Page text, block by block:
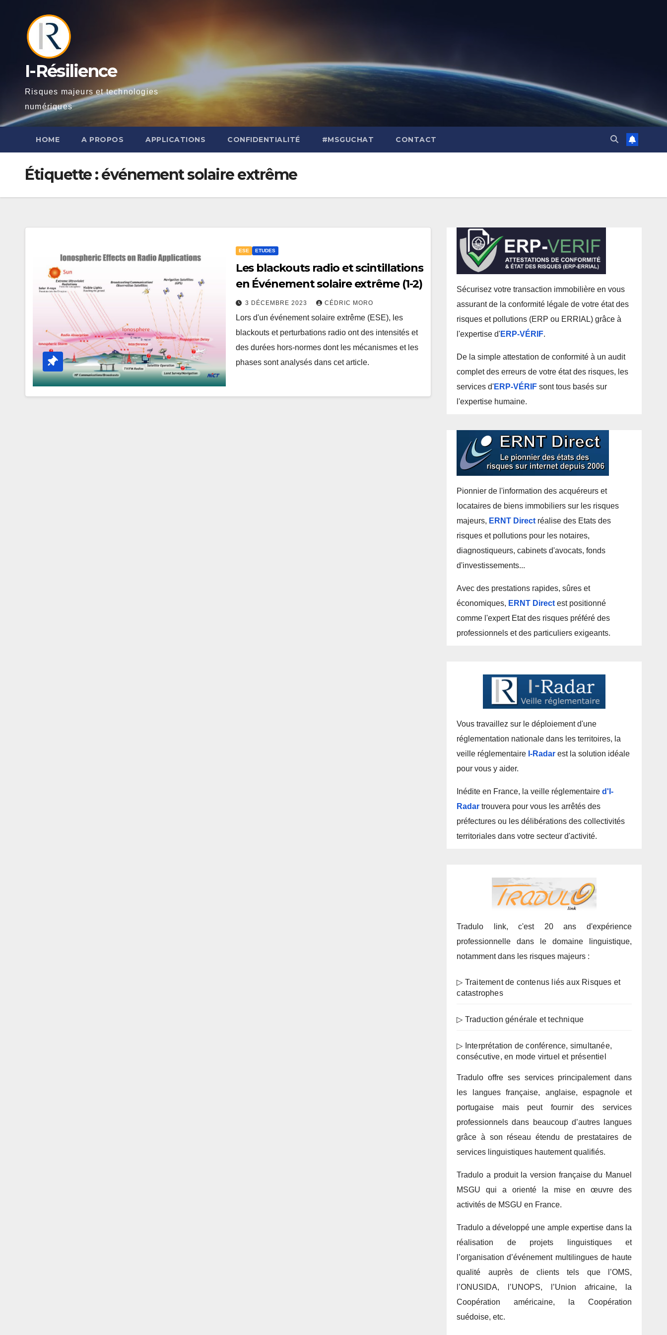
I-Résilience
Risques majeurs et technologies
numériques
HOME A PROPOS APPLICATIONS CONFIDENTIALITÉ #MSGUCHAT CONTACT
Étiquette :événement solaire extrême
ESE ETUDES
Les blackouts radio et scintillations
en Événement solaire extrême (1-2)
3 DÉCEMBRE 2023 CÉDRIC MORO
Lors d'un événement solaire extrême (ESE), les
blackouts et perturbations radio ont des intensités et
des durées hors-normes dont les mécanismes et les
phases sont analysés dans cet article.
Sécurisez votre transaction immobilière en vous
assurant de la conformité légale de votre état des
risques et pollutions (ERP ou ERRIAL) grâce à
l'expertise d'ERP-VÉRIF.
De la simple attestation de conformité à un audit
complet des erreurs de votre état des risques, les
services d'ERP-VÉRIF sont tous basés sur
l'expertise humaine.
Pionnier de l'information des acquéreurs et
locataires de biens immobiliers sur les risques
majeurs, ERNT Direct réalise des Etats des
risques et pollutions pour les notaires,
diagnostiqueurs, cabinets d'avocats, fonds
d'investissements...
Avec des prestations rapides, sûres et
économiques, ERNT Direct est positionné
comme l'expert Etat des risques préféré des
professionnels et des particuliers exigeants.
Vous travaillez sur le déploiement d'une
réglementation nationale dans les territoires, la
veille réglementaire I-Radar est la solution idéale
pour vous y aider.
Inédite en France, la veille réglementaired'I-
Radar trouvera pour vous les arrêtés des
préfectures ou les délibérations des collectivités
territoriales dans votre secteur d'activité.
Tradulo link, c'est 20 ans d'expérience
professionnelle dans le domaine linguistique,
notamment dans les risques majeurs :
▷ Traitement de contenus liés aux Risques et
catastrophes
▷ Traduction générale et technique
▷ Interprétation de conférence, simultanée,
consécutive, en mode virtuel et présentiel
Tradulo offre ses services principalement dans
les langues française, anglaise, espagnole et
portugaise mais peut fournir des services
professionnels dans beaucoup d’autres langues
grâce à son réseau étendu de prestataires de
services linguistiques hautement qualifiés.
Tradulo a produit la version française du Manuel
MSGU qui a orienté la mise en œuvre des
activités de MSGU en France.
Tradulo a développé une ample expertise dans la
réalisation de projets linguistiques et
l’organisation d’événement multilingues de haute
qualité auprès de clients tels que l’OMS,
l’ONUSIDA, l’UNOPS, l’Union africaine, la
Coopération américaine, la Coopération
suédoise, etc.